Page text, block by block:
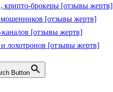
крипто-брокеры [отзывы жертв]
[отзывы жертв]
[отзывы жертв]
лохотронов [отзывы жертв]
Button